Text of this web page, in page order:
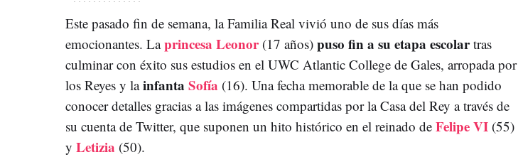
Este pasado fin de semana, la Familia Real vivió uno de sus días más
emocionantes. Laprincesa Leonor(17 años) puso fin a su etapa escolartras
culminar con éxito sus estudios en el UWC Atlantic College de Gales, arropada por
los Reyes y lainfanta Sofía (16). Una fecha memorable de la que se han podido
conocer detalles gracias a las imágenes compartidas por la Casa del Rey a través de
su cuenta de Twitter, que suponen un hito histórico en el reinado de Felipe VI (55)
y Letizia (50).